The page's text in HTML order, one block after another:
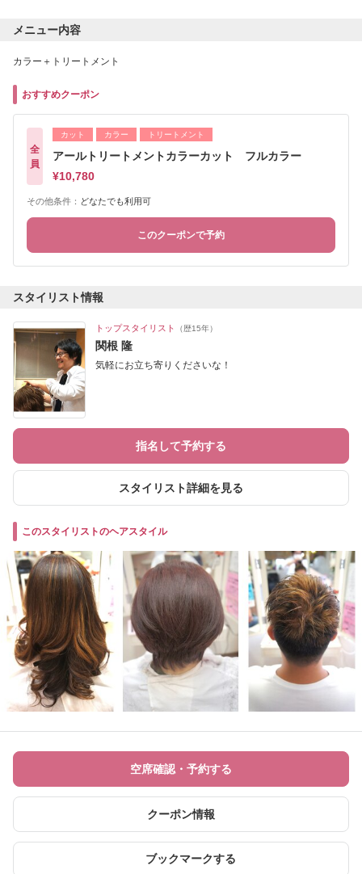
メニュー内容
カラー＋トリートメント
おすすめクーポン
全
員
カット カラー トリートメント
アールトリートメントカラーカット フルカラー
¥10,780
その他条件： どなたでも利用可
このクーポンで予約
スタイリスト情報
トップスタイリスト （歴15年）
関根 隆
気軽にお立ち寄りくださいな！
指名して予約する
スタイリスト詳細を見る
このスタイリストのヘアスタイル
空席確認・予約する
クーポン情報
ブックマークする